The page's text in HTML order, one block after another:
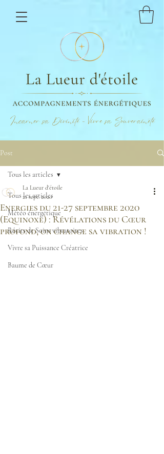
Incarner sa Divinité - Vivre sa Souveraineté
Post
Tous les articles
Météo énergétique
Récits de Soins vibratoires
Vivre sa Puissance Créatrice
Baume de Cœur
Tous les articles
Energies du 21-27 septembre 2020
(Equinoxe) : Révélations du Cœur
profond, on change sa vibration !
La Lueur d'étoile
21 sept. 2020